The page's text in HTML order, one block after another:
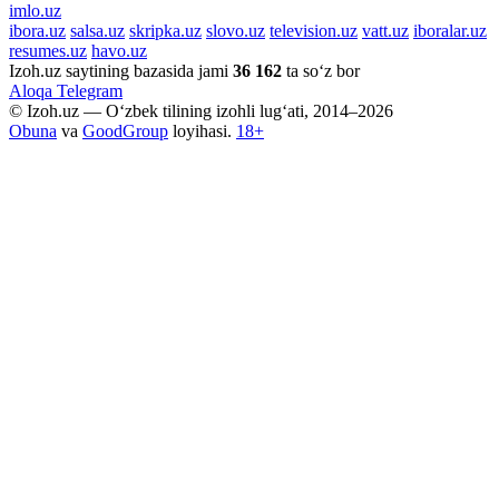
imlo.uz
ibora.uz salsa.uz skripka.uz slovo.uz television.uz vatt.uz iboralar.uz
resumes.uz havo.uz
Izoh.uz saytining bazasida jami 36 162 ta so‘z bor
Aloqa Telegram
© Izoh.uz — O‘zbek tilining izohli lug‘ati, 2014–2026
Obuna va GoodGroup loyihasi. 18+